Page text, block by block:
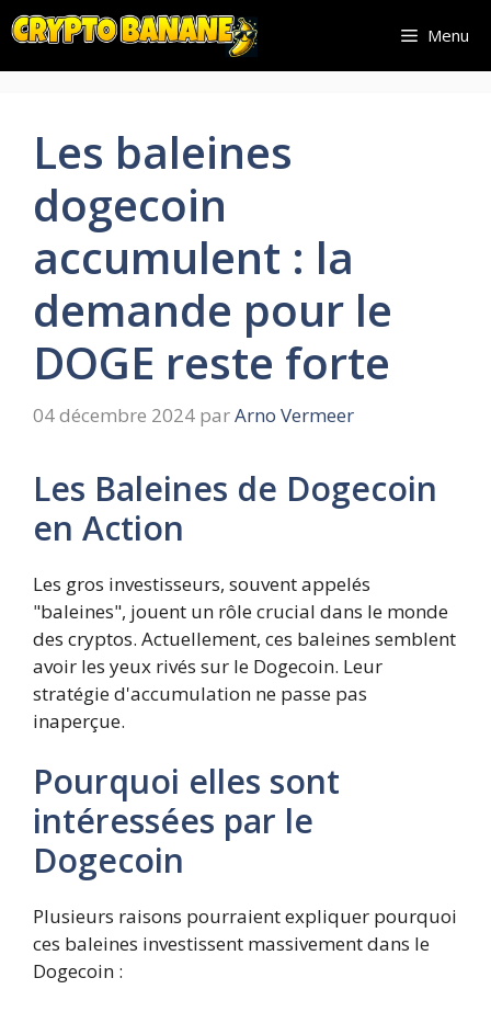
Aller
au
contenu
Menu
Les baleines
dogecoin
accumulent : la
demande pour le
DOGE reste forte
04 décembre 2024 parArno Vermeer
Les Baleines de Dogecoin
en Action
Les gros investisseurs, souvent appelés
"baleines", jouent un rôle crucial dans le monde
des cryptos. Actuellement, ces baleines semblent
avoir les yeux rivés sur le Dogecoin. Leur
stratégie d'accumulation ne passe pas
inaperçue.
Pourquoi elles sont
intéressées par le
Dogecoin
Plusieurs raisons pourraient expliquer pourquoi
ces baleines investissent massivement dans le
Dogecoin :